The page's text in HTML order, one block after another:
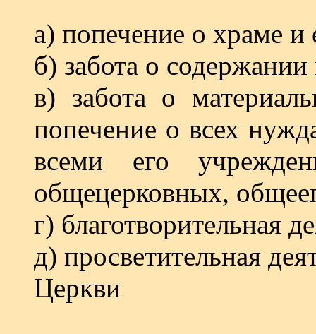
а) попечение о храме и
б) забота о содержании
в) забота о
попечение о всех
всеми его
общецерковных,
г) благотворительная
д) просветительная
Церкви